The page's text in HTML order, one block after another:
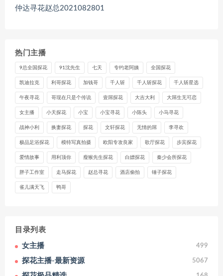
仲达寻花赵总2021082801
热门主播
9总全国探花 91沈先生 七天 专约老阿姨 全国探花
凯迪拉克 利哥探花 加钱哥 千人斩 千人斩探花 千人斩星选
午夜寻花 哥现在只是个传说 壹屌探花 大吉大利 大屌生无可恋
女主播 小天探花 小宝 小宝寻花 小陈头 小马寻花
战神小利 换妻探花 探花 文轩探花 无情的屌 李寻欢
极品足浴探花 模特写真拍摄 欧阳专攻良家 歌厅探花 步宾探花
爱情故事 用利顶你 瘦猴先生探花 白嫖探花 秦少会所探花
胖子工作室 走马探花 赵总寻花 酒店偷拍 锤子探花
雀儿满天飞 鸭哥
目录列表
女主播 499
探花主播-最新资源 5067